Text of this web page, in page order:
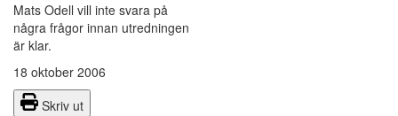
Mats Odell vill inte svara på
några frågor innan utredningen
är klar.
18 oktober 2006
Skriv ut